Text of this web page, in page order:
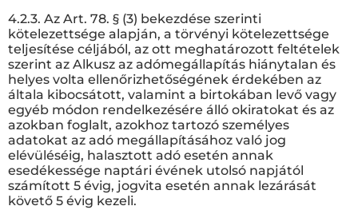
4.2.3. Az Art. 78. § (3) bekezdése szerinti
kötelezettsége alapján, a törvényi kötelezettsége
teljesítése céljából, az ott meghatározott feltételek
szerint az Alkusz az adómegállapítás hiánytalan és
helyes volta ellenőrizhetőségének érdekében az
általa kibocsátott, valamint a birtokában levő vagy
egyéb módon rendelkezésére álló okiratokat és az
azokban foglalt, azokhoz tartozó személyes
adatokat az adó megállapításához való jog
elévüléséig, halasztott adó esetén annak
esedékessége naptári évének utolsó napjától
számított 5 évig, jogvita esetén annak lezárását
követő 5 évig kezeli.